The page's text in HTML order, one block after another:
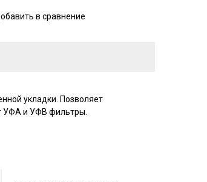
в сравнение
укладки. Позволяет
УФА и УФВ фильтры.